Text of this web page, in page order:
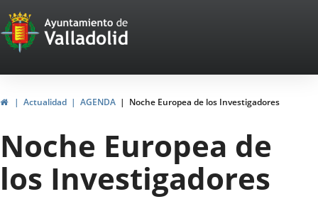
Portal
Web
del
Ayuntamiento
de
Valladolid
InicioActualidad AGENDA Noche Europea de los Investigadores
Noche Europea de
los Investigadores